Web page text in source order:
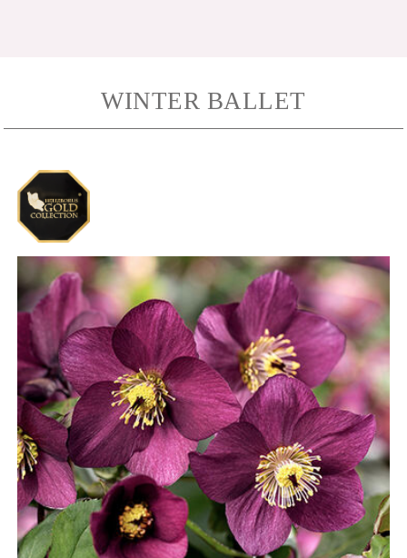
WINTER BALLET